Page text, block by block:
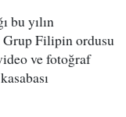
bu yılın
Grup Filipin ordusu
ve fotoğraf